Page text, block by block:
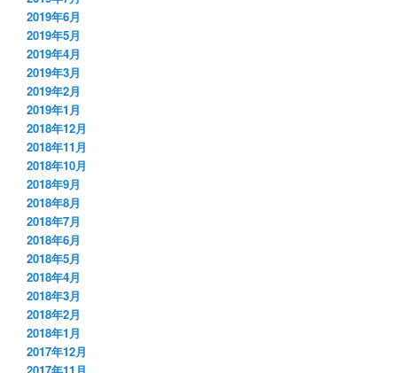
2019年6月
2019年5月
2019年4月
2019年3月
2019年2月
2019年1月
2018年12月
2018年11月
2018年10月
2018年9月
2018年8月
2018年7月
2018年6月
2018年5月
2018年4月
2018年3月
2018年2月
2018年1月
2017年12月